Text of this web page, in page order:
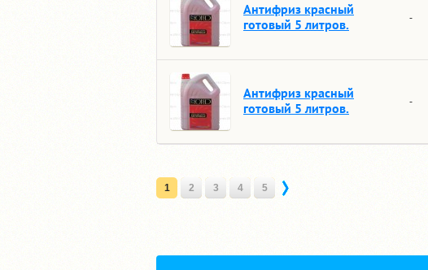
Антифриз красный
готовый 5 литров.
-
Антифриз красный
готовый 5 литров.
-
1 2 3 4 5